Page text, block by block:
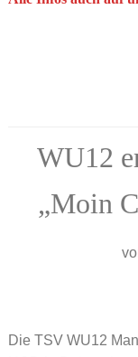
WU12
„Moin
Die TSV WU12